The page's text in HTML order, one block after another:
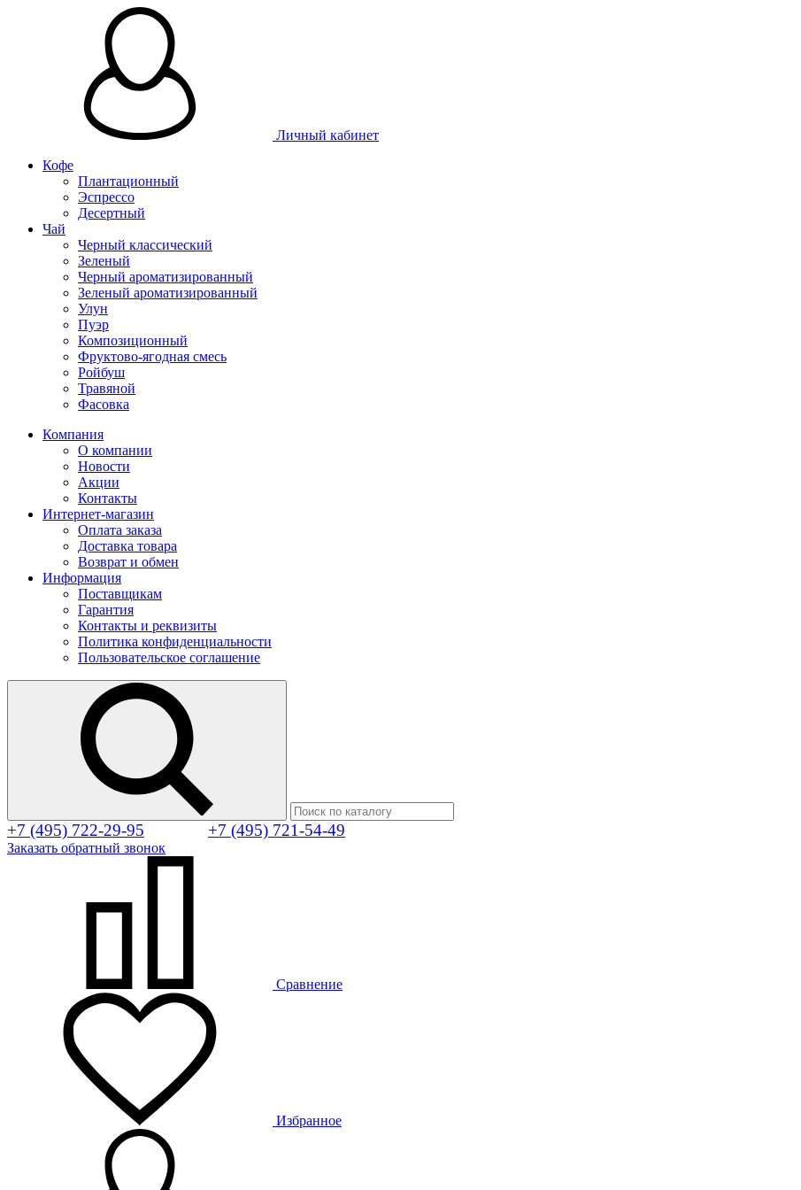
Личный кабинет
Кофе
Плантационный
Эспрессо
Десертный
Чай
Черный классический
Зеленый
Черный ароматизированный
Зеленый ароматизированный
Улун
Пуэр
Композиционный
Фруктово-ягодная смесь
Ройбуш
Травяной
Фасовка
Компания
О компании
Новости
Акции
Контакты
Интернет-магазин
Оплата заказа
Доставка товара
Возврат и обмен
Информация
Поставщикам
Гарантия
Контакты и реквизиты
Политика конфиденциальности
Пользовательское соглашение
+7 (495) 722-29-95 +7 (495) 721-54-49
Заказать обратный звонок
Сравнение
Избранное